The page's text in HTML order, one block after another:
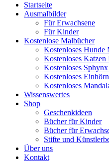
Startseite
Ausmalbilder
Für Erwachsene
Für Kinder
Kostenlose Malbücher
Kostenloses Hunde
Kostenloses Katzen
Kostenloses
Kostenloses
Kostenloses
Wissenswertes
Shop
Geschenkideen
Bücher für Kinder
Bücher für
Stifte und
Über uns
Kontakt